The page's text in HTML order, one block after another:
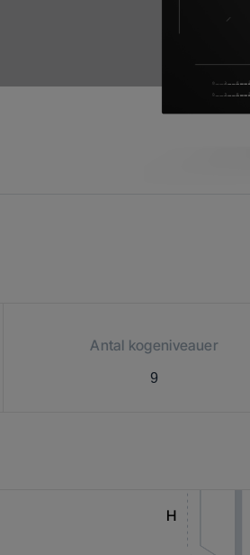
Antal kogeniveauer
9
H